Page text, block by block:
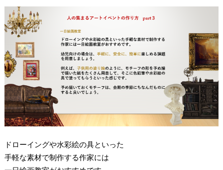
ドローイングや水彩絵の具といった
手軽な素材で制作する作家には